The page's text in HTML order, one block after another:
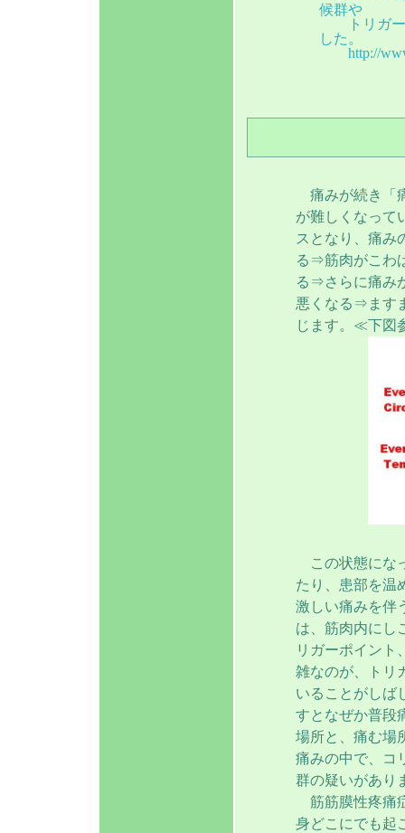
候群や
トリガー
した。
http://
痛みが続き「
が難しくなって
スとなり、痛み
る⇒筋肉がこわ
る⇒さらに痛み
悪くなる⇒ます
じます。≪下図
この状態にな
たり、患部を温
激しい痛みを伴
は、筋肉内にし
リガーポイント
雑なのが、トリ
いることがしば
すとなぜか普段
場所と、痛む場
痛みの中で、コ
群の疑いがあり
筋筋膜性疼痛
身どこにでも起